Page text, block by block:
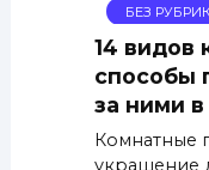
БЕЗ
14 видов
способы
за ними
Комнатные
украшение